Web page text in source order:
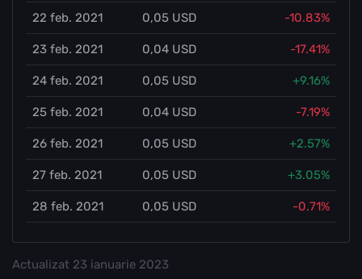
22 feb. 2021 0,05 USD -10.83%
23 feb. 2021 0,04 USD -17.41%
24 feb. 2021 0,05 USD +9.16%
25 feb. 2021 0,04 USD -7.19%
26 feb. 2021 0,05 USD +2.57%
27 feb. 2021 0,05 USD +3.05%
28 feb. 2021 0,05 USD -0.71%
Actualizat 23 ianuarie 2023